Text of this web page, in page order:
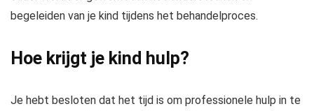
begeleiden van je kind tijdens het behandelproces.
Hoe krijgt je kind hulp?
Je hebt besloten dat het tijd is om professionele hulp in te